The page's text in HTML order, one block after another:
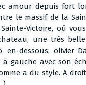
amour depuis fort
le massif de la
Victoire, où
une très
en-dessous, olivier
à gauche avec son
a du style. A